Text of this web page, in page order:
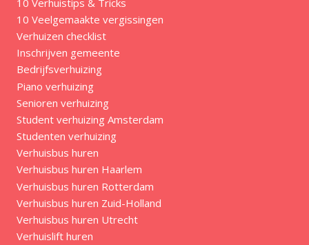
10 Veelgemaakte vergissingen
Verhuizen checklist
Inschrijven gemeente
Bedrijfsverhuizing
Piano verhuizing
Senioren verhuizing
Student verhuizing Amsterdam
Studenten verhuizing
Verhuisbus huren
Verhuisbus huren Haarlem
Verhuisbus huren Rotterdam
Verhuisbus huren Zuid-Holland
Verhuisbus huren Utrecht
Verhuislift huren